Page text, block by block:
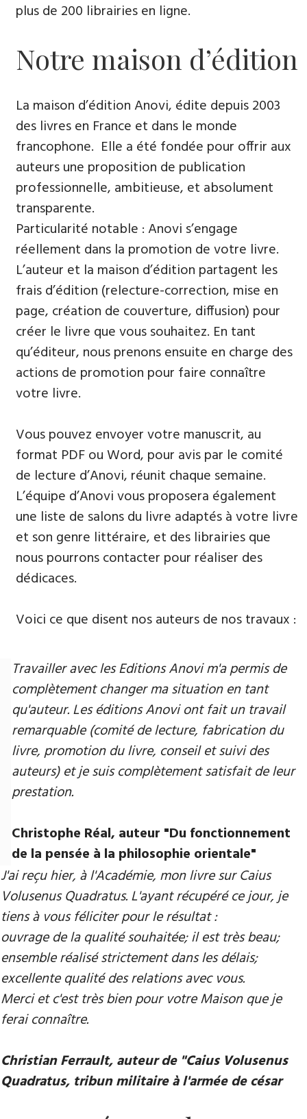
plus de 200 librairies en ligne.
Notre maison d’édition
La maison d’édition Anovi, édite depuis 2003
des livres en France et dans le monde
francophone. Elle a été fondée pour offrir aux
auteurs une proposition de publication
professionnelle, ambitieuse, et absolument
transparente.
Particularité notable : Anovi s’engage
réellement dans la promotion de votre livre.
L’auteur et la maison d’édition partagent les
frais d’édition (relecture-correction, mise en
page, création de couverture, diffusion) pour
créer le livre que vous souhaitez. En tant
qu’éditeur, nous prenons ensuite en charge des
actions de promotion pour faire connaître
votre livre.
Vous pouvez envoyer votre manuscrit, au
format PDF ou Word, pour avis par le comité
de lecture d’Anovi, réunit chaque semaine.
L’équipe d’Anovi vous proposera également
une liste de salons du livre adaptés à votre livre
et son genre littéraire, et des librairies que
nous pourrons contacter pour réaliser des
dédicaces.
Voici ce que disent nos auteurs de nos travaux :
Travailler avec les Editions Anovi m'a permis de
complètement changer ma situation en tant
qu'auteur. Les éditions Anovi ont fait un travail
remarquable (comité de lecture, fabrication du
livre, promotion du livre, conseil et suivi des
auteurs) et je suis complètement satisfait de leur
prestation.
Christophe Réal, auteur ​"Du fonctionnement
de la pensée à la philosophie orientale"
J'ai reçu hier, à l'Académie, mon livre sur Caius
Volusenus Quadratus. L'ayant récupéré ce jour, je
tiens à vous féliciter pour le résultat :
ouvrage de la qualité souhaitée; il est très beau;
ensemble réalisé strictement dans les délais;
excellente qualité des relations avec vous.
Merci et c'est très bien pour votre Maison que je
ferai connaître.
Christian Ferrault, auteur de "Caius Volusenus
Quadratus, tribun militaire à l'armée de césar